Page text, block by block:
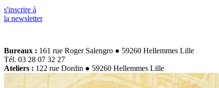
s'inscrire à
la newsletter
Bureaux : 161 rue Roger Salengro ● 59260 Hellemmes Lille
Tél. 03 28 07 32 27
Ateliers : 122 rue Dordin ● 59260 Hellemmes Lille